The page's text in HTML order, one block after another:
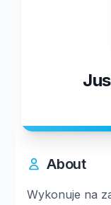
About
Wykonuje na